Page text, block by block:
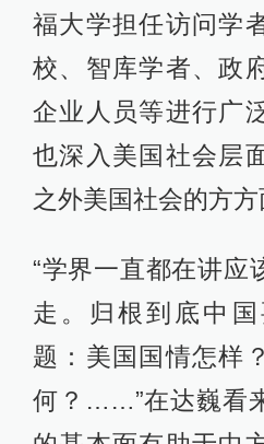
福大学担任访问学
校、智库学者、政
企业人员等进行广
也深入美国社会层
之外美国社会的方方
“学界一直都在讲应
走。归根到底中
题：美国国情怎样
何？……”在达巍看